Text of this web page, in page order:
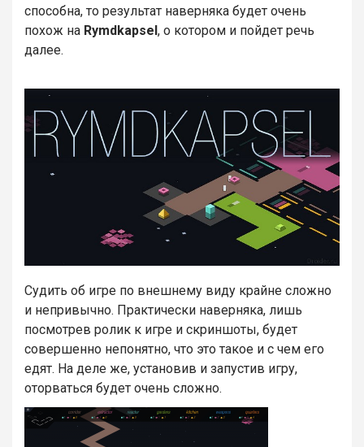
способна, то результат наверняка будет очень
похож на Rymdkapsel, о котором и пойдет речь
далее.
Судить об игре по внешнему виду крайне сложно
и непривычно. Практически наверняка, лишь
посмотрев ролик к игре и скриншоты, будет
совершенно непонятно, что это такое и с чем его
едят. На деле же, установив и запустив игру,
оторваться будет очень сложно.